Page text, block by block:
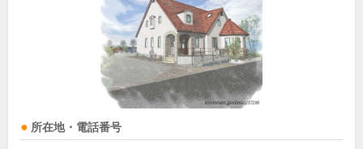
所在地・電話番号